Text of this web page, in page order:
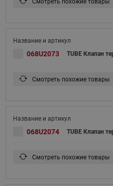
068U2073 TUBE Клапан
Смотреть похожие товары
068U2074 TUBE Клапан
Смотреть похожие товары